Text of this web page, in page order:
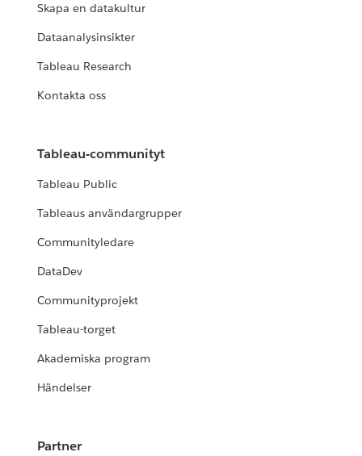
Skapa en datakultur
Dataanalysinsikter
Tableau Research
Kontakta oss
Tableau-communityt
Tableau Public
Tableaus användargrupper
Communityledare
DataDev
Communityprojekt
Tableau-torget
Akademiska program
Händelser
Partner